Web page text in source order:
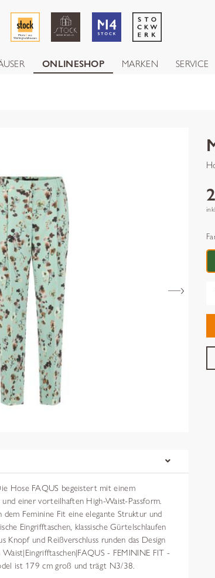
ONLINESHOP MARKEN SERVICE
Hose FAQUS begeistert mit einem
einer vorteilhaften High-Waist-Passform.
dem Feminine Fit eine elegante Struktur und
Eingrifftaschen, klassische Gürtelschlaufen
Knopf und Reißverschluss runden das Design
- FEMININE FIT -
ist 179 cm groß und trägt N3/38.